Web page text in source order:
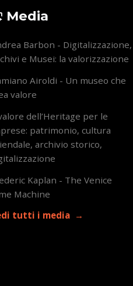
Media
Barbon - Digitalizzazione,
e Musei: la valorizzazione
Airoldi - Un museo che
valore
dell’Heritage per le
patrimonio, cultura
archivio storico,
Kaplan - The Venice
Machine
tutti i media